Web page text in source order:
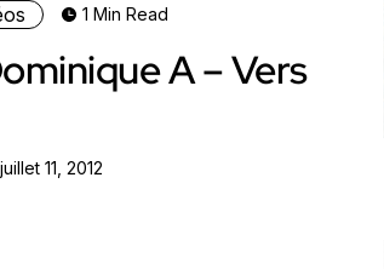
1 Min Read
A – Vers
juillet 11, 2012